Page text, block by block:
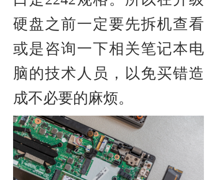
硬盘之前一定要先拆机查看
或是咨询一下相关笔记本电
脑的技术人员，以免买错造
成不必要的麻烦。